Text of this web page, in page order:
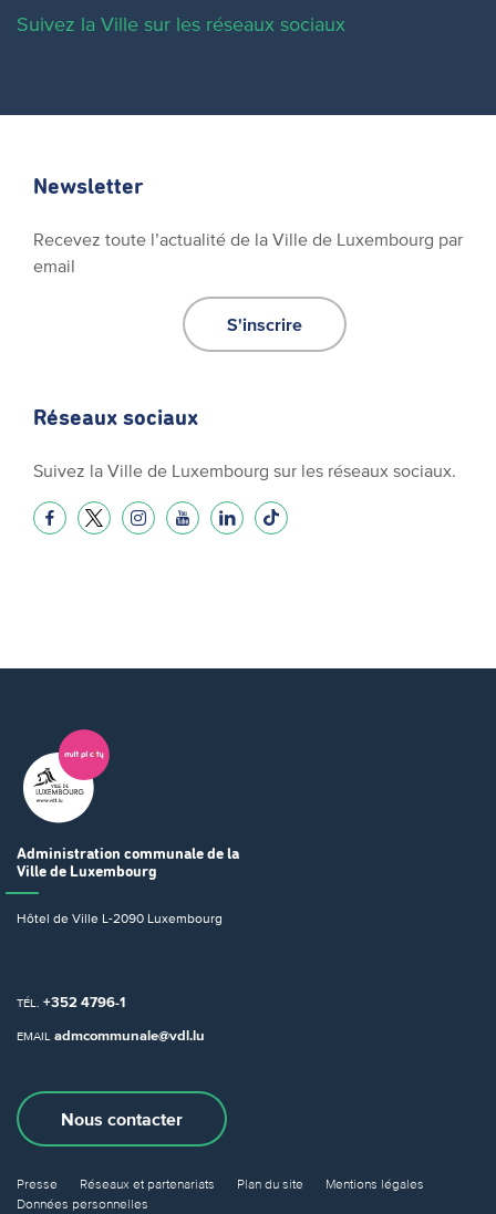
Suivez la Ville sur les réseaux sociaux
Newsletter
Recevez toute l’actualité de la Ville de Luxembourg par
email
S'inscrire
Réseaux sociaux
Suivez la Ville de Luxembourg sur les réseaux sociaux.
Administration communale de la
Ville de Luxembourg
Hôtel de Ville L-2090 Luxembourg
TÉL. +352 4796-1
EMAIL admcommunale@vdl.lu
Nous contacter
Presse Réseaux et partenariats Plan du site
Mentions légales
Données personnelles